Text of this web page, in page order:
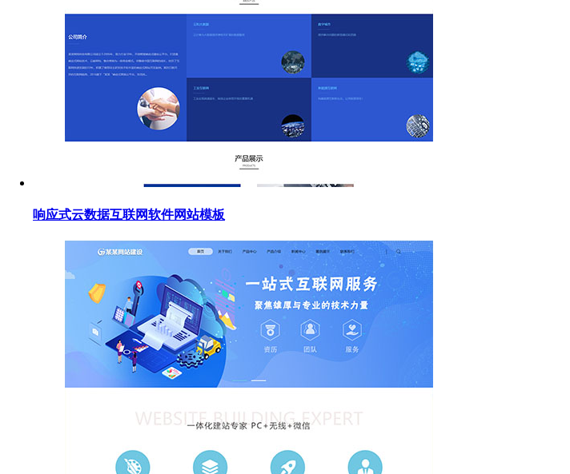
响应式云数据互联网软件网站模板